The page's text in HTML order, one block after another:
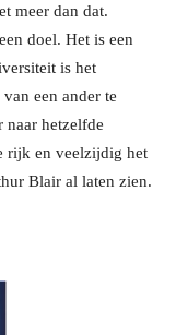
meer dan dat.
doel. Het is een
is het
een ander te
naar hetzelfde
rijk en veelzijdig het
Blair al laten zien.